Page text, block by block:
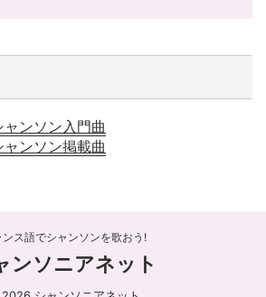
ンソン入門曲
ンソン掲載曲
ンス語でシャンソンを歌おう!
ンソニアネット